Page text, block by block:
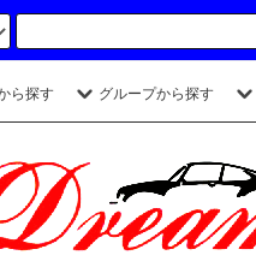
ら探す グループから探す